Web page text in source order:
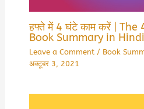
हफ्ते में 4 घंटे काम करें |
Book Summary in Hindi
Leave a Comment / Book
अक्टूबर 3, 2021